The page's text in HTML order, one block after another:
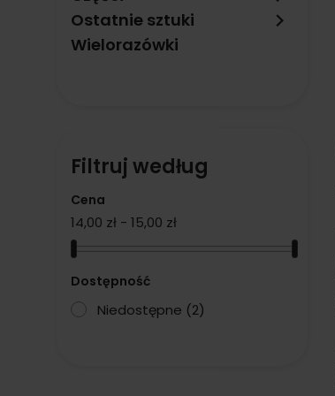
Ostatnie sztuki keyboard_arrow_right
Wielorazówki
Filtruj według
Cena
14,00 zł - 15,00 zł
Dostępność
Niedostępne (2)